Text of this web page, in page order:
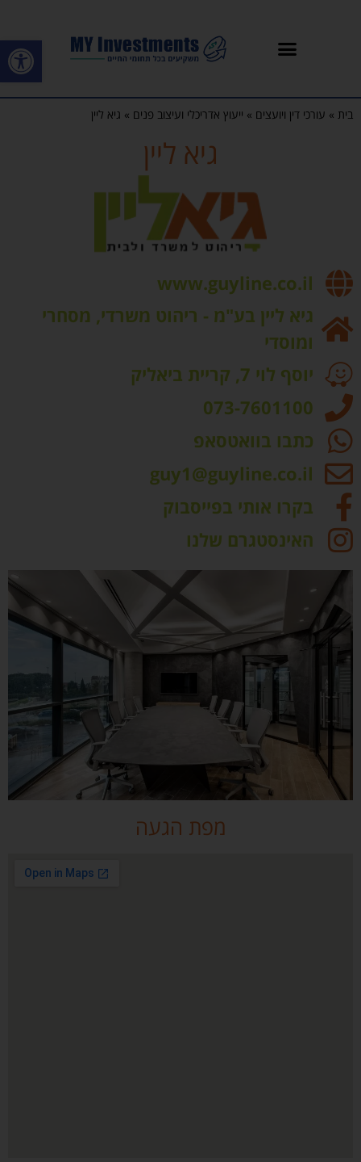
פתח
בית » עורכי דין ויועצים » ייעוץ אדריכלי ועיצוב פנים » גיא ליין
גיא ליין
www.guyline.co.il
גיא ליין בע"מ - ריהוט משרדי, מסחרי
ומוסדי
יוסף לוי 7, קריית ביאליק
073-7601100
כתבו בוואטסאפ
guy1@guyline.co.il
בקרו אותי בפייסבוק
האינסטגרם שלנו
מפת הגעה